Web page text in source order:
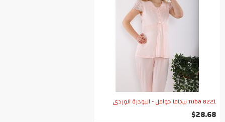
Tuba 8221 بيجاما حوامل - البودرة الوردي
$28.68